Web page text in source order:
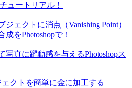
ュートリアル！
ェクトに消点（Vanishing Point）
をPhotoshopで！
写真に躍動感を与えるPhotoshopス
ェクトを簡単に金に加工する